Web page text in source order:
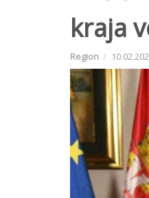
kraja
Region